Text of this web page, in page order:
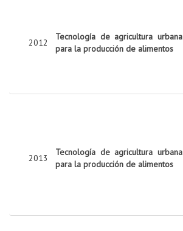
2012
Tecnología de agricultura urbana
para la producción de alimentos
2013
Tecnología de agricultura urbana
para la producción de alimentos